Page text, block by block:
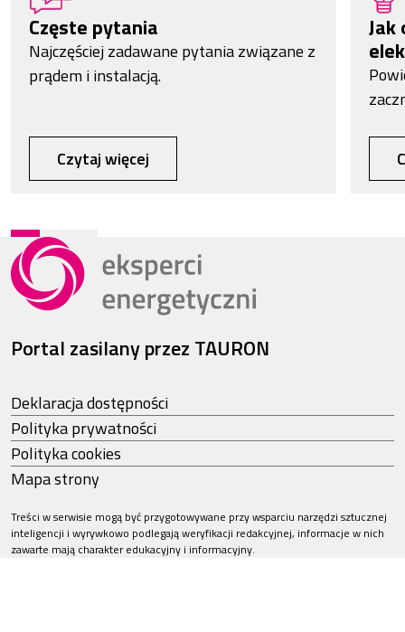
Częste pytania
Najczęściej zadawane pytania związane z
prądem i instalacją.
Czytaj więcej
Jak
Portal zasilany przez TAURON
Deklaracja dostępności
Polityka prywatności
Polityka cookies
Mapa strony
Treści w serwisie mogą być przygotowywane przy wsparciu narzędzi sztucznej
inteligencji i wyrywkowo podlegają weryfikacji redakcyjnej, informacje w nich
zawarte mają charakter edukacyjny i informacyjny.